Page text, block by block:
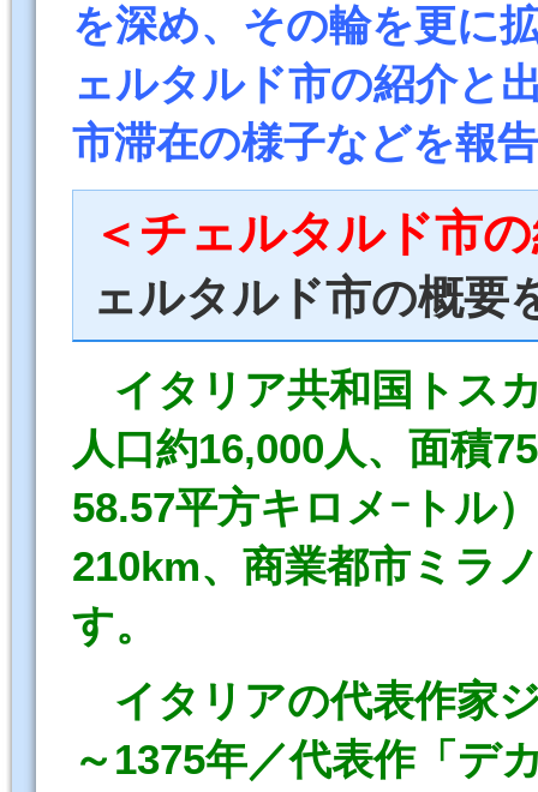
を深め、その輪を更に
ェルタルド市の紹介と
市滞在の様子などを報
＜チェルタルド市
ェルタルド市の概要
イタリア共和国トス
人口約16,000人、面積
58.57平方キロメｰトル
210km、商業都市ミラ
す。
イタリアの代表作家
～1375年／代表作「デ